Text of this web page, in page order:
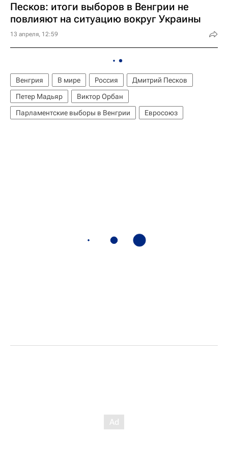
Песков: итоги выборов в Венгрии не
повлияют на ситуацию вокруг Украины
13 апреля, 12:59
Венгрия В мире Россия
Дмитрий Песков
Петер Мадьяр
Виктор Орбан
Парламентские выборы в Венгрии
Евросоюз